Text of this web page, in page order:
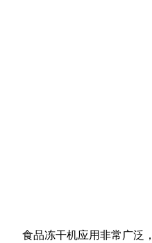
食品冻干机应用非常广泛，